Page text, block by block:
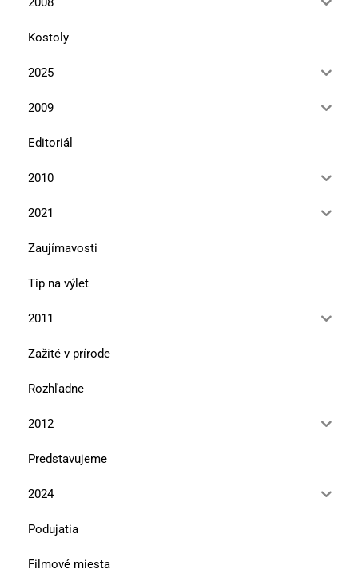
Kostoly
2025
2009
Editoriál
2010
2021
Zaujímavosti
Tip na výlet
2011
Zažité v prírode
Rozhľadne
2012
Predstavujeme
2024
Podujatia
Filmové miesta